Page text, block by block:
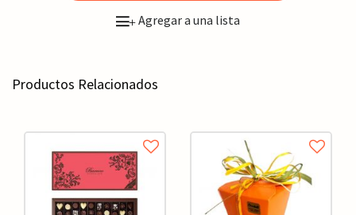
+Agregar a una lista
Productos Relacionados